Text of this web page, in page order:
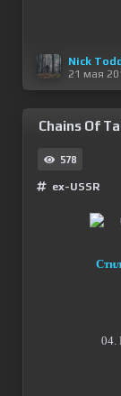
Nick
21 мая
Chains Of
578
ex-USSR
04.